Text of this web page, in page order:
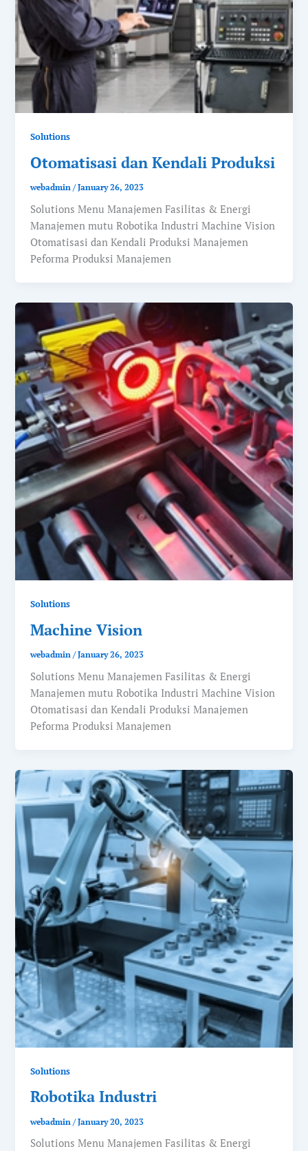
Solutions
Otomatisasi dan Kendali Produksi
webadmin/January 26, 2023
Solutions Menu Manajemen Fasilitas & Energi
Manajemen mutu Robotika Industri Machine Vision
Otomatisasi dan Kendali Produksi Manajemen
Peforma Produksi Manajemen
Solutions
Machine Vision
webadmin/January 26, 2023
Solutions Menu Manajemen Fasilitas & Energi
Manajemen mutu Robotika Industri Machine Vision
Otomatisasi dan Kendali Produksi Manajemen
Peforma Produksi Manajemen
Solutions
Robotika Industri
webadmin/January 20, 2023
Solutions Menu Manajemen Fasilitas & Energi